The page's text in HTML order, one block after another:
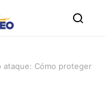
ataque: Cómo proteger